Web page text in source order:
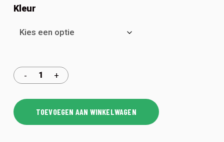
Kleur
TOEVOEGEN AAN WINKELWAGEN